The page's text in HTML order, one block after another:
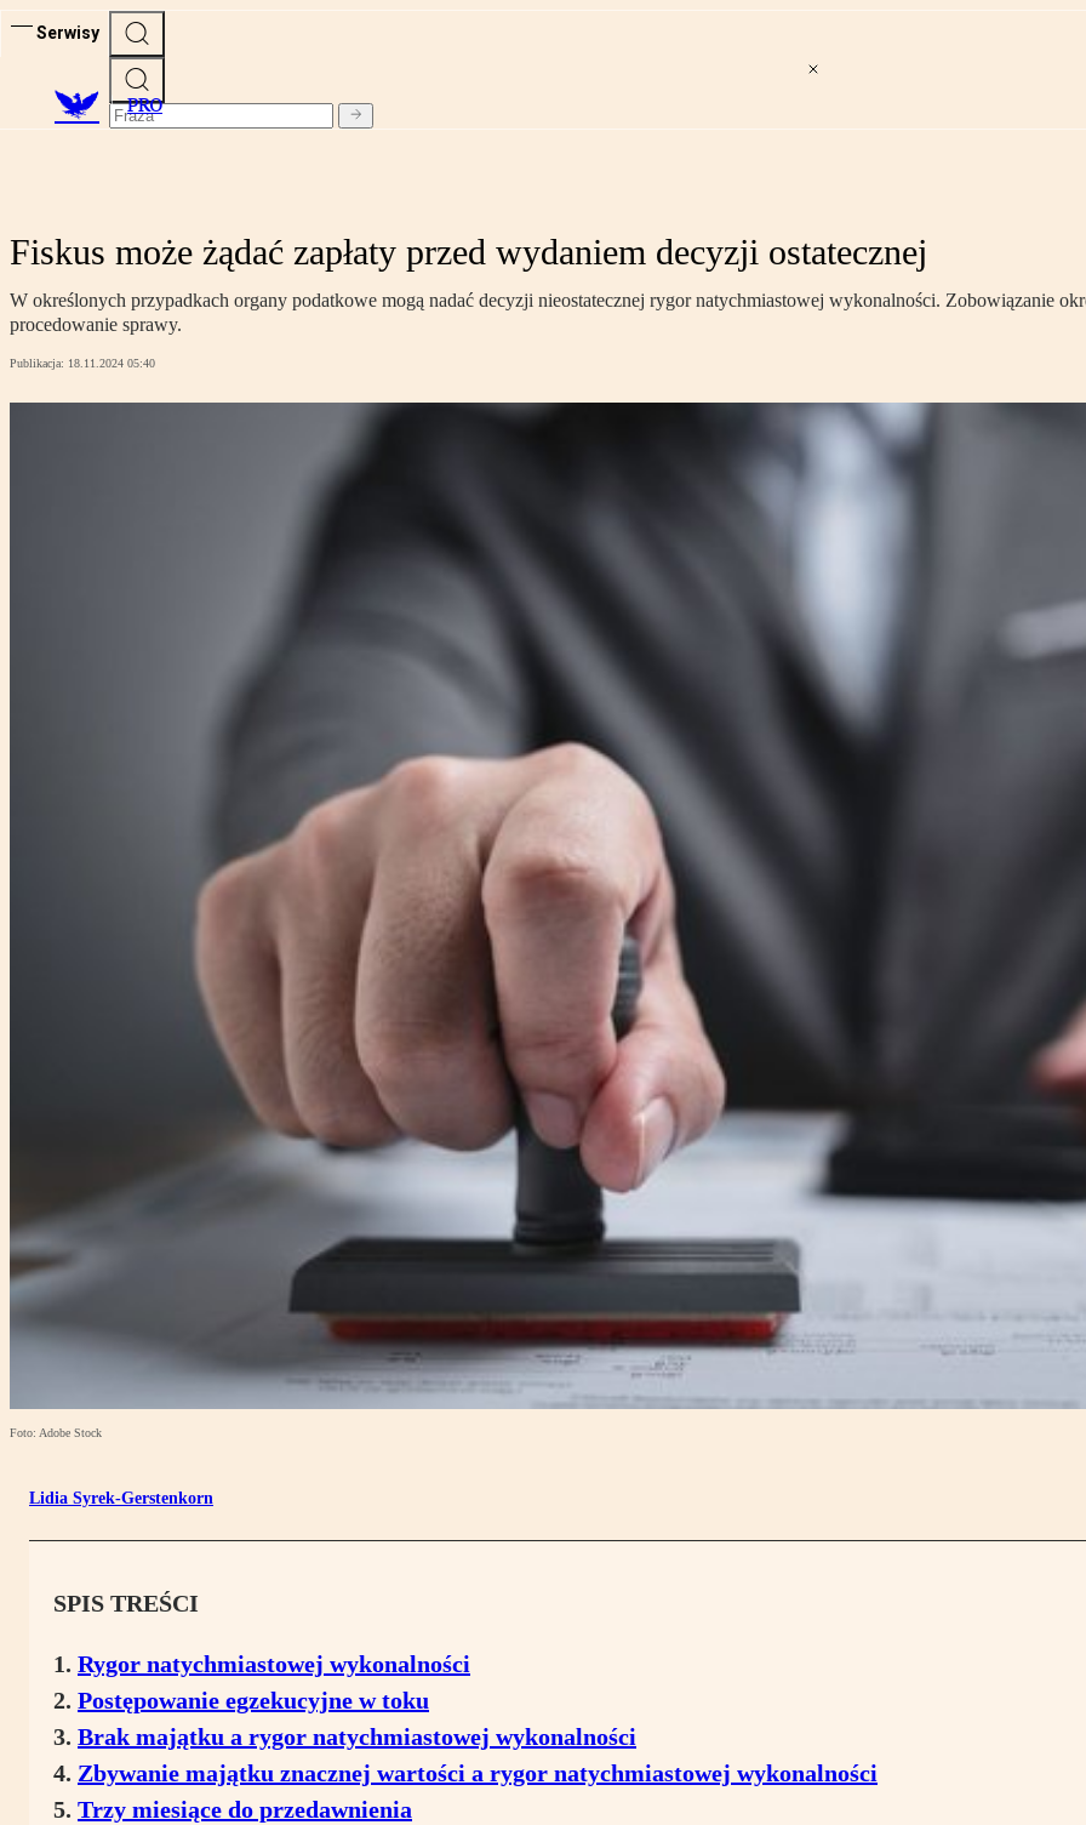
Serwisy
PRO
Fiskus może żądać zapłaty przed wydaniem decyzji ostatecznej
W określonych przypadkach organy podatkowe mogą nadać decyzji nieostatecznej rygor natychmiastowej wykonalności. Zobowiązanie
procedowanie sprawy.
Publikacja: 18.11.2024 05:40
Foto: Adobe Stock
Lidia Syrek-Gerstenkorn
SPIS TREŚCI
Rygor natychmiastowej wykonalności
Postępowanie egzekucyjne w toku
Brak majątku a rygor natychmiastowej wykonalności
Zbywanie majątku znacznej wartości a rygor natychmiastowej wykonalności
Trzy miesiące do przedawnienia